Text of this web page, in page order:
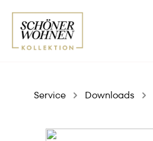
Service Downloads